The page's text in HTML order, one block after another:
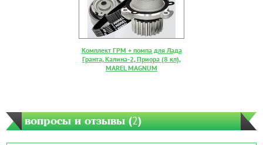
Комплект ГРМ + помпа для Лада
Гранта, Калина-2, Приора (8 кл),
MAREL MAGNUM
вопросы и отзывы (2)